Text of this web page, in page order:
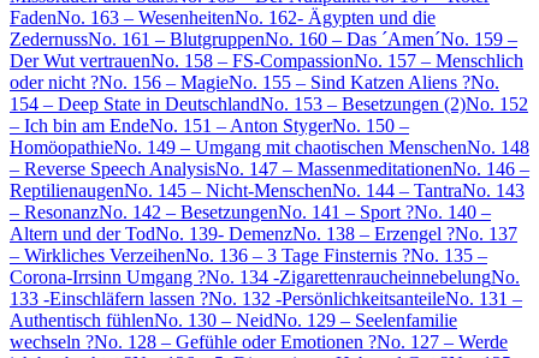
FadenNo. 163 – WesenheitenNo. 162- Ägypten und die
ZedernussNo. 161 – BlutgruppenNo. 160 – Das ´Amen´No. 159 –
Der Wut vertrauenNo. 158 – FS-CompassionNo. 157 – Menschlich
oder nicht ?No. 156 – MagieNo. 155 – Sind Katzen Aliens ?No.
154 – Deep State in DeutschlandNo. 153 – Besetzungen (2)No. 152
– Ich bin am EndeNo. 151 – Anton StygerNo. 150 –
HomöopathieNo. 149 – Umgang mit chaotischen MenschenNo. 148
– Reverse Speech AnalysisNo. 147 – MassenmeditationenNo. 146 –
ReptilienaugenNo. 145 – Nicht-MenschenNo. 144 – TantraNo. 143
– ResonanzNo. 142 – BesetzungenNo. 141 – Sport ?No. 140 –
Altern und der TodNo. 139- DemenzNo. 138 – Erzengel ?No. 137
– Wirkliches VerzeihenNo. 136 – 3 Tage Finsternis ?No. 135 –
Corona-Irrsinn Umgang ?No. 134 -ZigarettenraucheinnebelungNo.
133 -Einschläfern lassen ?No. 132 -PersönlichkeitsanteileNo. 131 –
Authentisch fühlenNo. 130 – NeidNo. 129 – Seelenfamilie
wechseln ?No. 128 – Gefühle oder Emotionen ?No. 127 – Werde